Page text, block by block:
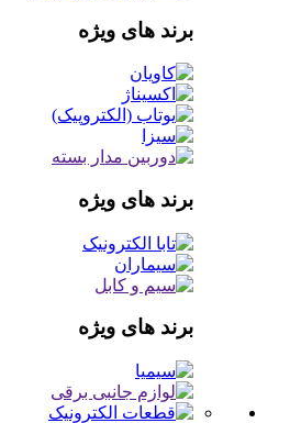
برند های ویژه
برند های ویژه
برند های ویژه